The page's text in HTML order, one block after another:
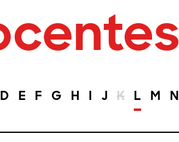
D E F G H I J K L M N